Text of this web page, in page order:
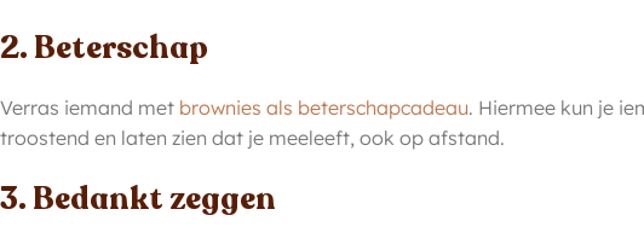
2. Beterschap
Verras iemand met brownies als beterschapcadeau. Hiermee kun je
troostend en laten zien dat je meeleeft, ook op afstand.
3. Bedankt zeggen